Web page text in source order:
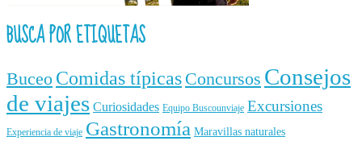
BUSCA POR ETIQUETAS
Buceo Comidas típicas Concursos Consejos
de viajes Curiosidades Equipo Buscounviaje Excursiones
Experiencia de viaje Gastronomía Maravillas naturales